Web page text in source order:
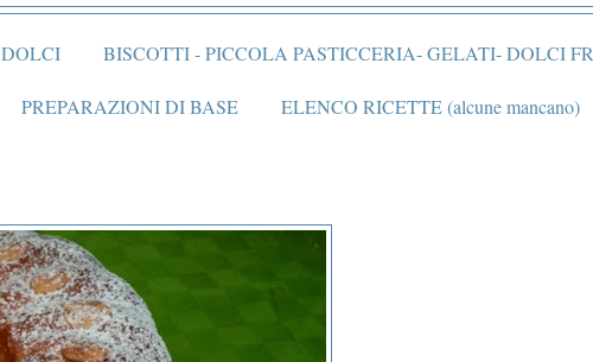
DOLCI BISCOTTI - PICCOLA PASTICCERIA- GELATI- DOLCI
PREPARAZIONI DI BASE ELENCO RICETTE (alcune mancano)